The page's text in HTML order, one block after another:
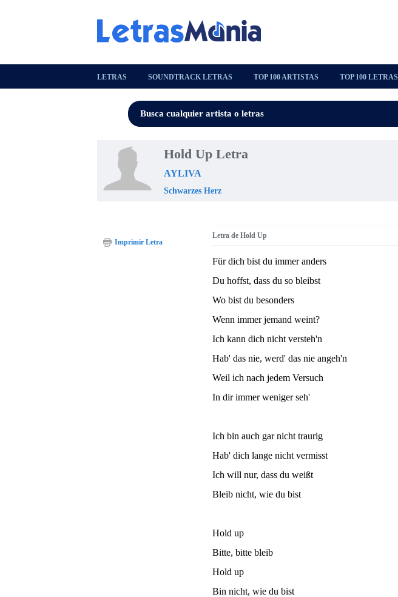
LETRAS SOUNDTRACK LETRAS TOP 100 ARTISTAS TOP 100 LETRAS
Hold Up Letra
AYLIVA
Schwarzes Herz
Letra de Hold Up
Für dich bist du immer anders
Du hoffst, dass du so bleibst
Wo bist du besonders
Wenn immer jemand weint?
Ich kann dich nicht versteh'n
Hab' das nie, werd' das nie angeh'n
Weil ich nach jedem Versuch
In dir immer weniger seh'
Ich bin auch gar nicht traurig
Hab' dich lange nicht vermisst
Ich will nur, dass du weißt
Bleib nicht, wie du bist
Hold up
Bitte, bitte bleib
Hold up
Bin nicht, wie du bist
Imprimir Letra